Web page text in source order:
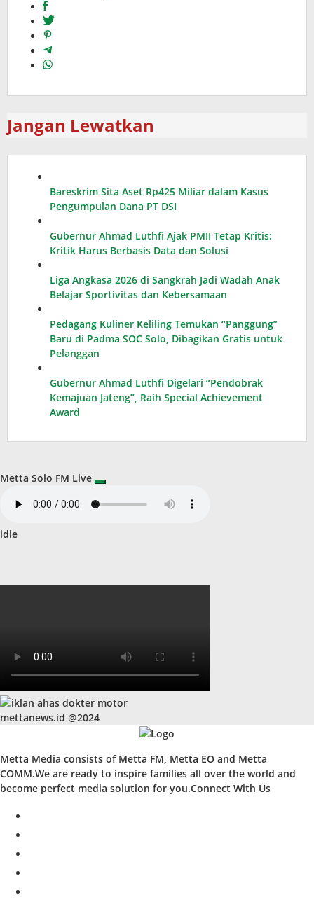
Jangan Lewatkan
Bareskrim Sita Aset Rp425 Miliar dalam Kasus
Pengumpulan Dana PT DSI
Gubernur Ahmad Luthfi Ajak PMII Tetap Kritis:
Kritik Harus Berbasis Data dan Solusi
Liga Angkasa 2026 di Sangkrah Jadi Wadah Anak
Belajar Sportivitas dan Kebersamaan
Pedagang Kuliner Keliling Temukan “Panggung”
Baru di Padma SOC Solo, Dibagikan Gratis untuk
Pelanggan
Gubernur Ahmad Luthfi Digelari “Pendobrak
Kemajuan Jateng”, Raih Special Achievement
Award
Metta Solo FM Live
idle
mettanews.id @2024
Metta Media consists of Metta FM, Metta EO and Metta
COMM.We are ready to inspire families all over the world and
become perfect media solution for you.Connect With Us